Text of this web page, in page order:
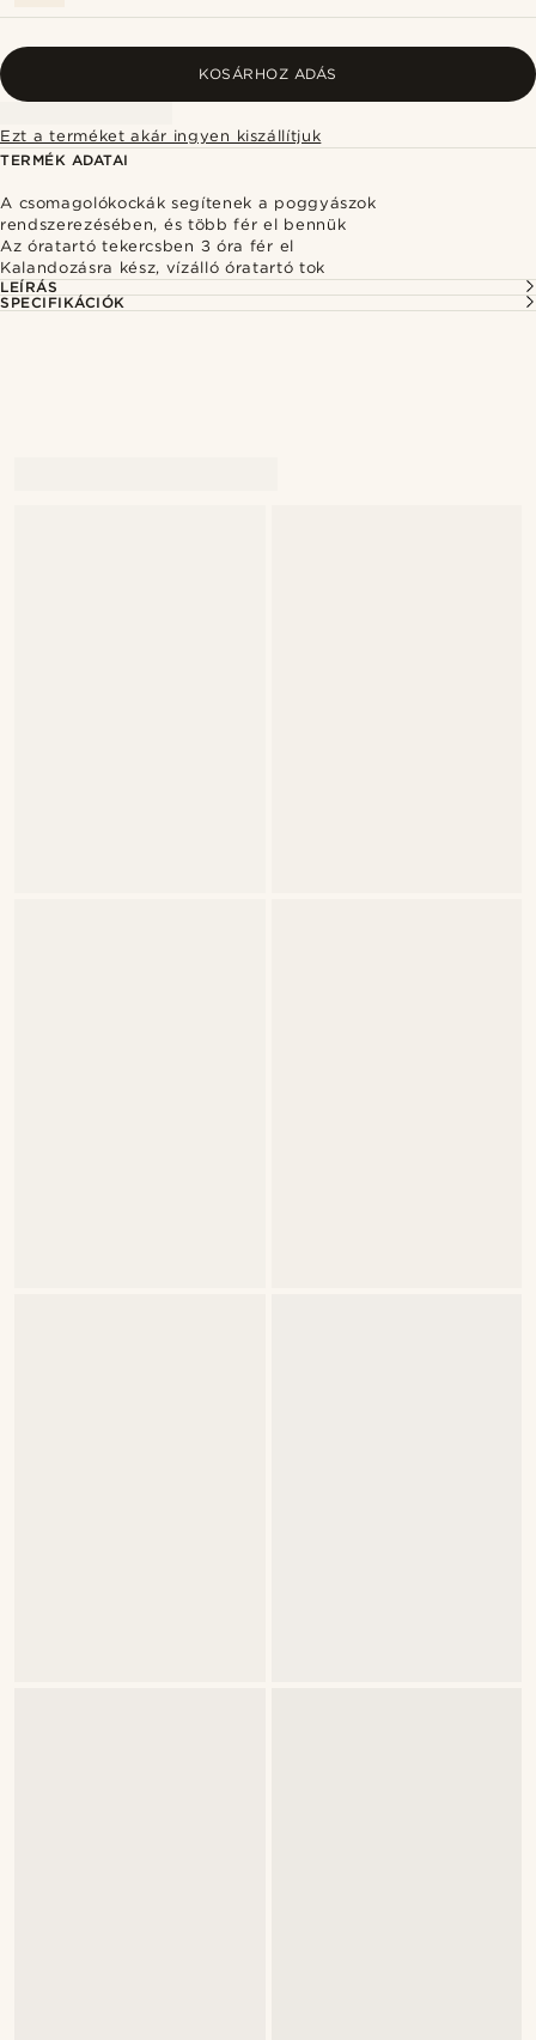
KOSÁRHOZ ADÁS
Ezt a terméket akár ingyen kiszállítjuk
TERMÉK ADATAI
A csomagolókockák segítenek a poggyászok
rendszerezésében, és több fér el bennük
Az óratartó tekercsben 3 óra fér el
Kalandozásra kész, vízálló óratartó tok
LEÍRÁS
SPECIFIKÁCIÓK